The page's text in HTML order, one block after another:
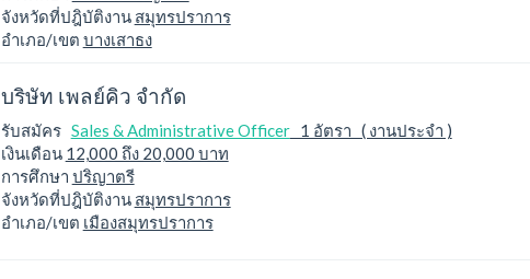
จังหวัดที่ปฎิบัติงาน สมุทรปราการ
อำเภอ/เขต บางเสาธง
บริษัท เพลย์คิว จำกัด
รับสมัคร Sales & Administrative Officer1 อัตรา ( งานประจำ )
เงินเดือน 12,000 ถึง 20,000 บาท
การศึกษา ปริญาตรี
จังหวัดที่ปฎิบัติงาน สมุทรปราการ
อำเภอ/เขต เมืองสมุทรปราการ